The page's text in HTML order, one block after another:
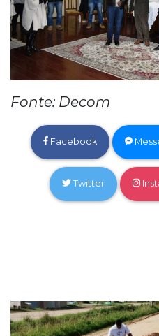
Fonte: Decom
Facebook
Twitter